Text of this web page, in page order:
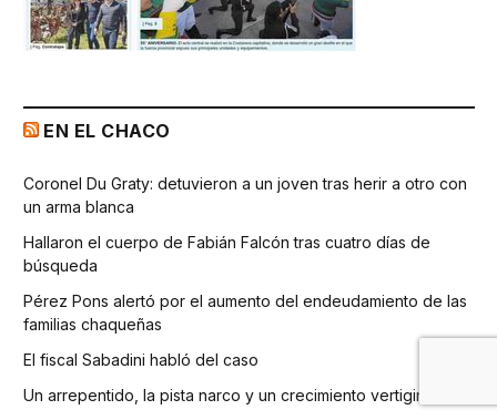
EN EL CHACO
Coronel Du Graty: detuvieron a un joven tras herir a otro con
un arma blanca
Hallaron el cuerpo de Fabián Falcón tras cuatro días de
búsqueda
Pérez Pons alertó por el aumento del endeudamiento de las
familias chaqueñas
El fiscal Sabadini habló del caso
Un arrepentido, la pista narco y un crecimiento vertiginoso